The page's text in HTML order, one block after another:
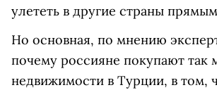
улететь в другие страны
Но основная, по мнению
почему россияне покупают так
недвижимости в Турции, в том,